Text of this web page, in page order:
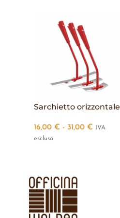
Sarchietto orizzontale
16,00 € - 31,00 €
IVA
esclusa